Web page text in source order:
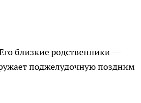
близкие родственники —
поджелудочную поздним